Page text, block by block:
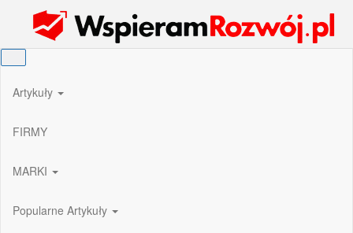
Wspieram Rozwój PL
Artykuły
FIRMY
MARKI
Popularne Artykuły